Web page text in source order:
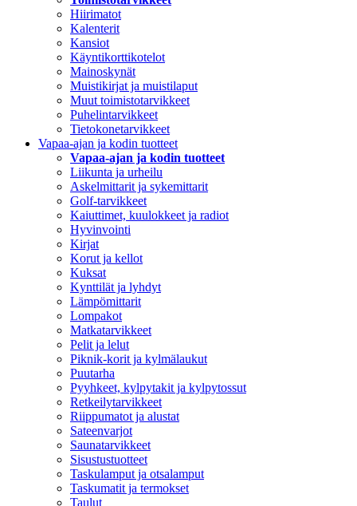
Hiirimatot
Kalenterit
Kansiot
Käyntikorttikotelot
Mainoskynät
Muistikirjat ja muistilaput
Muut toimistotarvikkeet
Puhelintarvikkeet
Tietokonetarvikkeet
Vapaa-ajan ja kodin tuotteet
Vapaa-ajan ja kodin tuotteet
Liikunta ja urheilu
Askelmittarit ja sykemittarit
Golf-tarvikkeet
Kaiuttimet, kuulokkeet ja radiot
Hyvinvointi
Kirjat
Korut ja kellot
Kuksat
Kynttilät ja lyhdyt
Lämpömittarit
Lompakot
Matkatarvikkeet
Pelit ja lelut
Piknik-korit ja kylmälaukut
Puutarha
Pyyhkeet, kylpytakit ja kylpytossut
Retkeilytarvikkeet
Riippumatot ja alustat
Sateenvarjot
Saunatarvikkeet
Sisustustuotteet
Taskulamput ja otsalamput
Taskumatit ja termokset
Taulut